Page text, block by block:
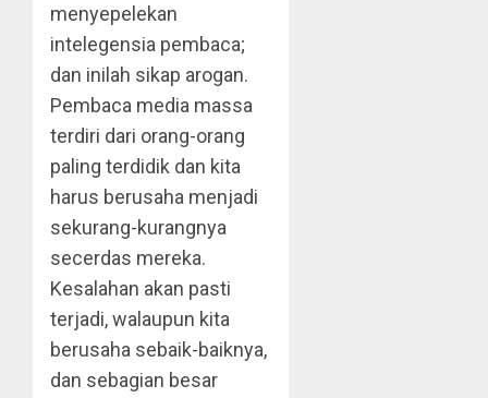
menyepelekan
intelegensia pembaca;
dan inilah sikap arogan.
Pembaca media massa
terdiri dari orang-orang
paling terdidik dan kita
harus berusaha menjadi
sekurang-kurangnya
secerdas mereka.
Kesalahan akan pasti
terjadi, walaupun kita
berusaha sebaik-baiknya,
dan sebagian besar